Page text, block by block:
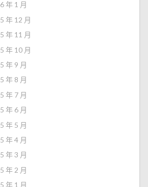
年 1 月
年 12 月
年 11 月
年 10 月
年 9 月
年 8 月
年 7 月
年 6 月
年 5 月
年 4 月
年 3 月
年 2 月
年 1 月